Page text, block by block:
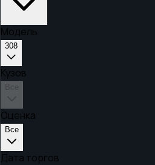
Модель
308
Кузов
Все
Оценка
Все
Дата торгов